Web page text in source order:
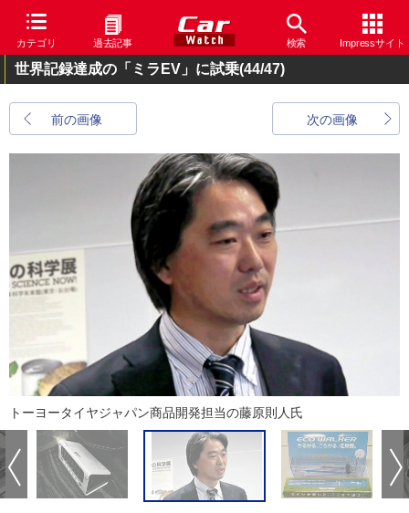
カテゴリ 過去記事 検索 Impressサイト
世界記録達成の「ミラEV」に試乗(44/47)
前の画像 次の画像
トーヨータイヤジャパン商品開発担当の藤原則人氏